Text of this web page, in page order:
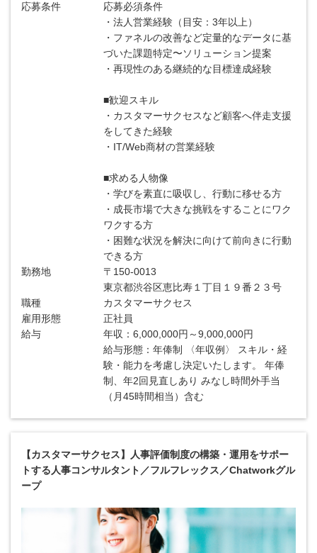
応募条件
応募必須条件
・法人営業経験（目安：3年以上）
・ファネルの改善など定量的なデータに基
づいた課題特定〜ソリューション提案
・再現性のある継続的な目標達成経験
■歓迎スキル
・カスタマーサクセスなど顧客へ伴走支援
をしてきた経験
・IT/Web商材の営業経験
■求める人物像
・学びを素直に吸収し、行動に移せる方
・成長市場で大きな挑戦をすることにワク
ワクする方
・困難な状況を解決に向けて前向きに行動
できる方
勤務地
〒150-0013
東京都渋谷区恵比寿１丁目１９番２３号
職種
カスタマーサクセス
雇用形態
正社員
給与
年収：6,000,000円～9,000,000円
給与形態：年俸制 〈年収例〉 スキル・経
験・能力を考慮し決定いたします。 年俸
制、年2回見直しあり みなし時間外手当
（月45時間相当）含む
【カスタマーサクセス】人事評価制度の構築・運用をサポー
トする人事コンサルタント／フルフレックス／Chatworkグル
ープ